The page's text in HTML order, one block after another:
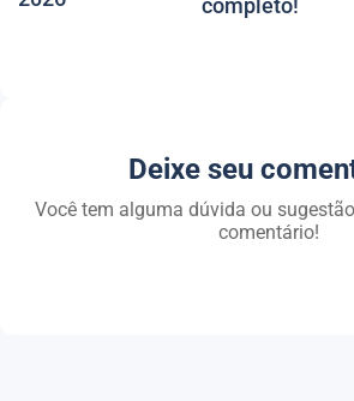
completo!
Deixe seu
Você tem alguma dúvida ou
comentário!